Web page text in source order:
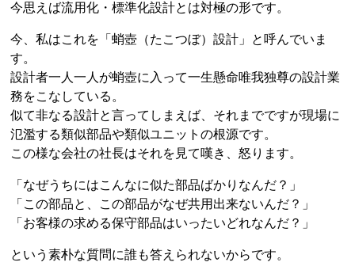
今思えば流用化・標準化設計とは対極の形です。
今、私はこれを「蛸壺（たこつぼ）設計」と呼んでいま
す。
設計者一人一人が蛸壺に入って一生懸命唯我独尊の設計業
務をこなしている。
似て非なる設計と言ってしまえば、それまでですが現場に
氾濫する類似部品や類似ユニットの根源です。
この様な会社の社長はそれを見て嘆き、怒ります。
「なぜうちにはこんなに似た部品ばかりなんだ？」
「この部品と、この部品がなぜ共用出来ないんだ？」
「お客様の求める保守部品はいったいどれなんだ？」
という素朴な質問に誰も答えられないからです。